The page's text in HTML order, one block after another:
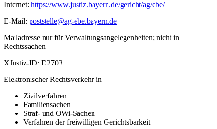
Internet: https://www.justiz.bayern.de/gericht/ag/ebe/
E-Mail: poststelle@ag-ebe.bayern.de
Mailadresse nur für Verwaltungsangelegenheiten; nicht in
Rechtssachen
XJustiz-ID: D2703
Elektronischer Rechtsverkehr in
Zivilverfahren
Familiensachen
Straf- und OWi-Sachen
Verfahren der freiwilligen Gerichtsbarkeit